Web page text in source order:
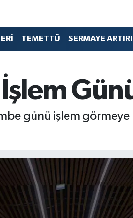
TEMETTÜ SERMAYE
günü işlem